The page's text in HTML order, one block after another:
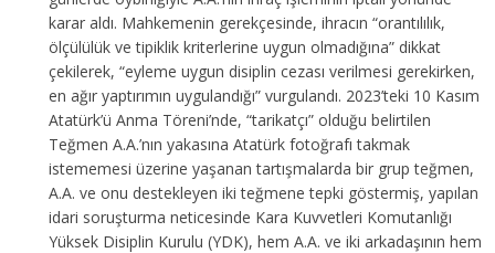
karar aldı. Mahkemenin gerekçesinde, ihracın “orantılılık,
ölçülülük ve tipiklik kriterlerine uygun olmadığına” dikkat
çekilerek, “eyleme uygun disiplin cezası verilmesi gerekirken,
en ağır yaptırımın uygulandığı” vurgulandı. 2023’teki 10 Kasım
Atatürk’ü Anma Töreni’nde, “tarikatçı” olduğu belirtilen
Teğmen A.A.’nın yakasına Atatürk fotoğrafı takmak
istememesi üzerine yaşanan tartışmalarda bir grup teğmen,
A.A. ve onu destekleyen iki teğmene tepki göstermiş, yapılan
idari soruşturma neticesinde Kara Kuvvetleri Komutanlığı
Yüksek Disiplin Kurulu (YDK), hem A.A. ve iki arkadaşının hem